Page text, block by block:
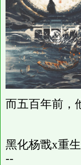
而五百年前，
黑化杨戬x重
--